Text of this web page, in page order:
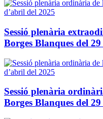
Sessió plenària
Borges Blanques del
Sessió plenària
Borges Blanques del